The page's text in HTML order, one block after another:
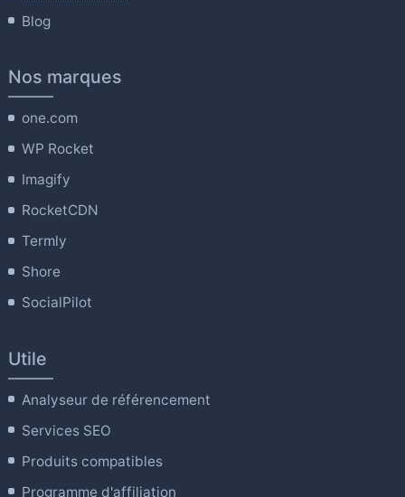
Blog
Nos marques
one.com
WP Rocket
Imagify
RocketCDN
Termly
Shore
SocialPilot
Utile
Analyseur de référencement
Services SEO
Produits compatibles
Programme d'affiliation